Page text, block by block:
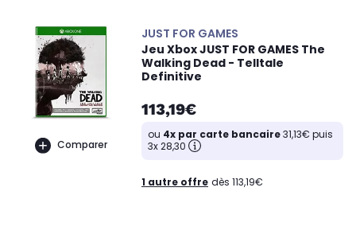
Comparer
JUST FOR GAMES
Jeu Xbox JUST FOR GAMES The
Walking Dead - Telltale
Definitive
113,19€
ou 4x par carte bancaire31,13€ puis
3x 28,30
1 autre offre dès 113,19€